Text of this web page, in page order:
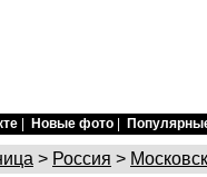
Новые фото
> Россия >